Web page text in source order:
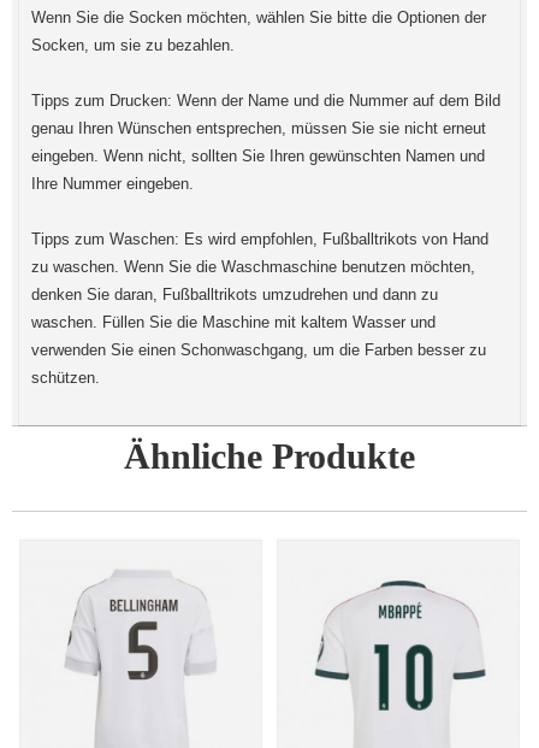
Wenn Sie die Socken möchten, wählen Sie bitte die Optionen der
Socken, um sie zu bezahlen.
Tipps zum Drucken: Wenn der Name und die Nummer auf dem Bild
genau Ihren Wünschen entsprechen, müssen Sie sie nicht erneut
eingeben. Wenn nicht, sollten Sie Ihren gewünschten Namen und
Ihre Nummer eingeben.
Tipps zum Waschen: Es wird empfohlen, Fußballtrikots von Hand
zu waschen. Wenn Sie die Waschmaschine benutzen möchten,
denken Sie daran, Fußballtrikots umzudrehen und dann zu
waschen. Füllen Sie die Maschine mit kaltem Wasser und
verwenden Sie einen Schonwaschgang, um die Farben besser zu
schützen.
Ähnliche Produkte